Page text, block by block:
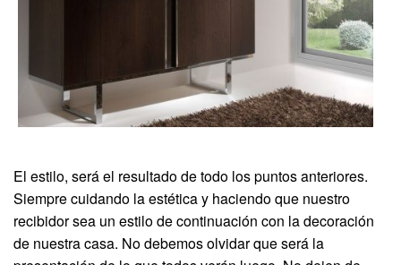
El estilo, será el resultado de todo los puntos anteriores.
Siempre cuidando la estética y haciendo que nuestro
recibidor sea un estilo de continuación con la decoración
de nuestra casa. No debemos olvidar que será la